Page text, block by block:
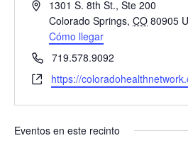
Dirección1301 S. 8th St., Ste 200
Colorado Springs, CO 80905
Cómo llegar
Teléfono719.578.9092
Websitehttps://
Eventos en este recinto